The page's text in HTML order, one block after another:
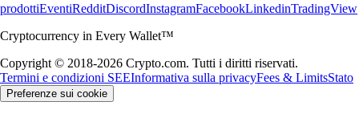
prodottiEventiRedditDiscordInstagramFacebookLinkedinTradingView
Cryptocurrency in Every Wallet™
Copyright © 2018-2026 Crypto.com. Tutti i diritti riservati.
Termini e condizioni SEEInformativa sulla privacyFees & LimitsStato
Preferenze sui cookie